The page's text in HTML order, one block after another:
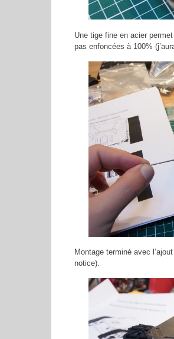
Une tige fine en acier
pas enfoncées à 100%
Montage terminé avec
notice).